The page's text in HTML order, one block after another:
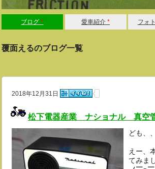
ブログ * 愛車紹介 * フォ
覆面えるのブログ一覧
2018年12月31日
松下電器産業 ナショナル 真空
ども、、
えー、
てみま